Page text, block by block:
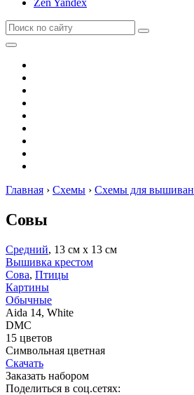
Zen Yandex
Главная › Схемы › Схемы для
Совы
Средний, 13 см х 13 см
Вышивка крестом
Сова, Птицы
Картины
Обычные
Aida 14, White
DMC
15 цветов
Символьная цветная
Скачать
Заказать набором
Поделиться в соц.сетях: